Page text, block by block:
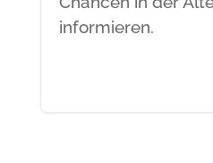
informieren.